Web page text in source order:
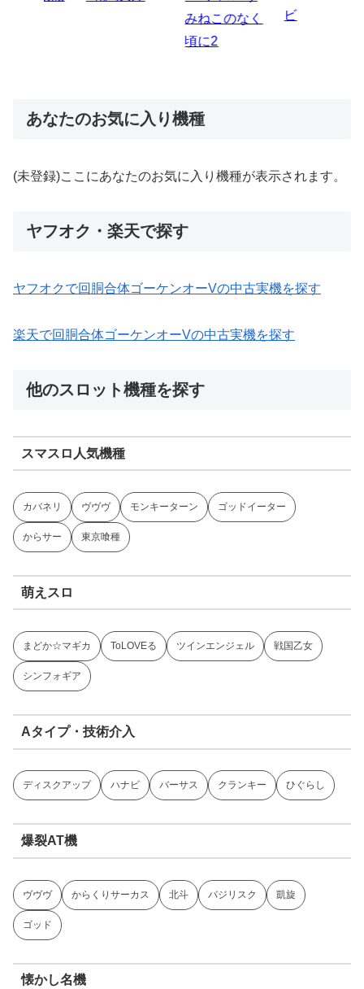
炎ノ消防隊2
あなたのお気に入り機種
(未登録)ここにあなたのお気に入り機種が表示されます。
ヤフオク・楽天で探す
ヤフオクで回胴合体ゴーケンオーVの中古実機を探す
楽天で回胴合体ゴーケンオーVの中古実機を探す
他のスロット機種を探す
スマスロ人気機種
カバネリ ヴヴヴ モンキーターン ゴッドイーター
からサー 東京喰種
萌えスロ
まどか☆マギカ ToLOVEる ツインエンジェル 戦国乙女
シンフォギア
Aタイプ・技術介入
ディスクアップ ハナビ バーサス クランキー ひぐらし
爆裂AT機
ヴヴヴ からくりサーカス 北斗 バジリスク 凱旋
ゴッド
懐かし名機